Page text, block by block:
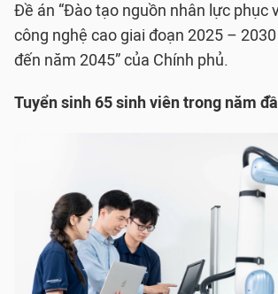
Đề án “Đào tạo nguồn nhân lực phục
công nghệ cao giai đoạn 2025 –
đến năm 2045” của Chính phủ.
Tuyển sinh 65 sinh viên trong năm